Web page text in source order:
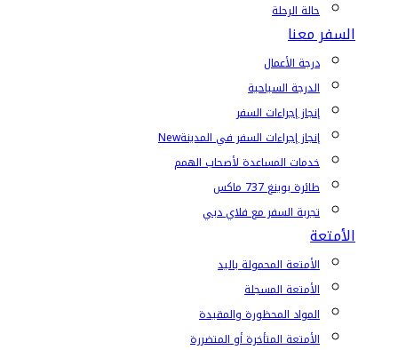
حالة الرحلة
السفر معنا
درجة الأعمال
الدرجة السياحية
إنجاز إجراءات السفر
إنجاز إجراءات السفر في المدينةNew
خدمات المساعدة لأصحاب الهمم
طائرة بوينغ 737 ماكس
تجربة السفر مع فلاي دبي
الأمتعة
الأمتعة المحمولة باليد
الأمتعة المسجلة
المواد المحظورة والمقيدة
الأمتعة المتأخرة أو المتضررة